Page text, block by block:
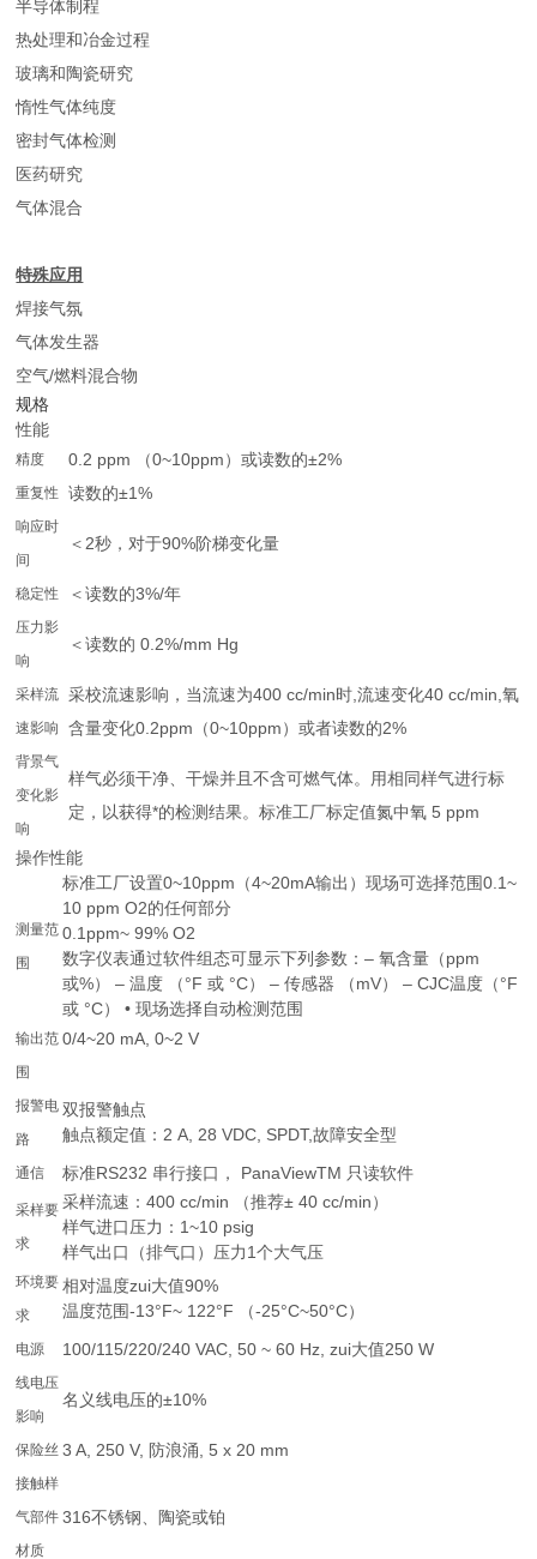
半导体制程
热处理和冶金过程
玻璃和陶瓷研究
惰性气体纯度
密封气体检测
医药研究
气体混合
特殊应用
焊接气氛
气体发生器
空气/燃料混合物
规格
性能
精度 0.2 ppm （0~10ppm）或读数的±2%
重复性 读数的±1%
响应时
间
＜2秒，对于90%阶梯变化量
稳定性 ＜读数的3%/年
压力影
响
＜读数的 0.2%/mm Hg
采样流
速影响
采校流速影响，当流速为400 cc/min时,流速变化40 cc/min,氧
含量变化0.2ppm（0~10ppm）或者读数的2%
背景气
变化影
响
样气必须干净、干燥并且不含可燃气体。用相同样气进行标
定，以获得*的检测结果。标准工厂标定值氮中氧 5 ppm
操作性能
测量范
围
标准工厂设置0~10ppm（4~20mA输出）现场可选择范围0.1~
10 ppm O2的任何部分
0.1ppm~ 99% O2
数字仪表通过软件组态可显示下列参数：– 氧含量（ppm
或%） – 温度 （°F 或 °C） – 传感器 （mV） – CJC温度（°F
或 °C） • 现场选择自动检测范围
输出范
围
0/4~20 mA, 0~2 V
报警电
路
双报警触点
触点额定值：2 A, 28 VDC, SPDT,故障安全型
通信 标准RS232 串行接口， PanaViewTM 只读软件
采样要
求
采样流速：400 cc/min （推荐± 40 cc/min）
样气进口压力：1~10 psig
样气出口（排气口）压力1个大气压
环境要
求
相对温度zui大值90%
温度范围-13°F~ 122°F （-25°C~50°C）
电源 100/115/220/240 VAC, 50 ~ 60 Hz, zui大值250 W
线电压
影响
名义线电压的±10%
保险丝 3 A, 250 V, 防浪涌, 5 x 20 mm
接触样
气部件
材质
316不锈钢、陶瓷或铂